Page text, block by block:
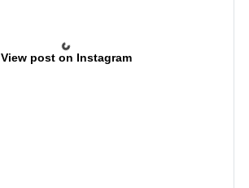
View post on Instagram